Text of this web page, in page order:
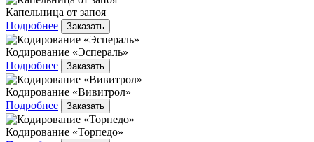
Капельница от запоя
Подробнее
Заказать
Кодирование «Эспераль»
Подробнее
Заказать
Кодирование «Вивитрол»
Подробнее
Заказать
Кодирование «Торпедо»